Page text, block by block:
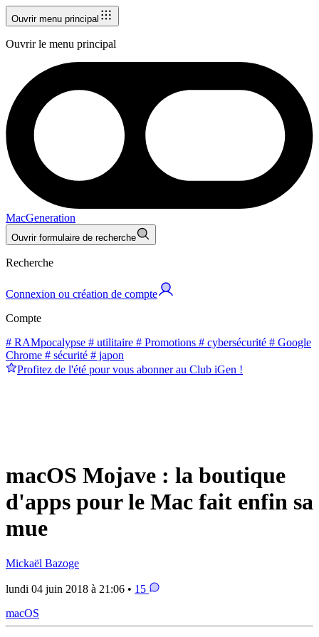
Ouvrir menu principal
Ouvrir le menu principal
MacGeneration
Ouvrir formulaire de recherche
Recherche
Connexion ou création de compte
Compte
# RAMpocalypse # utilitaire # Promotions # cybersécurité # Google
Chrome # sécurité # japon
Profitez de l'été pour vous abonner au Club iGen !
macOS Mojave : la boutique
d'apps pour le Mac fait enfin sa
mue
Mickaël Bazoge
lundi 04 juin 2018 à 21:06 • 15
macOS